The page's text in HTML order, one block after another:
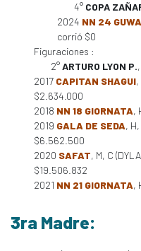
4° COPA
2024 NN 24
corrió $0
Figuraciones :
2°ARTURO LYON P.
2017 CAPITAN SHAGUI,
$2.634.000
2018 NN 18 GIORNATA,
2019 GALA DE SEDA,
$6.562.500
2020 SAFAT, M, C
$19.506.832
2021 NN 21 GIORNATA,
3ra Madre: